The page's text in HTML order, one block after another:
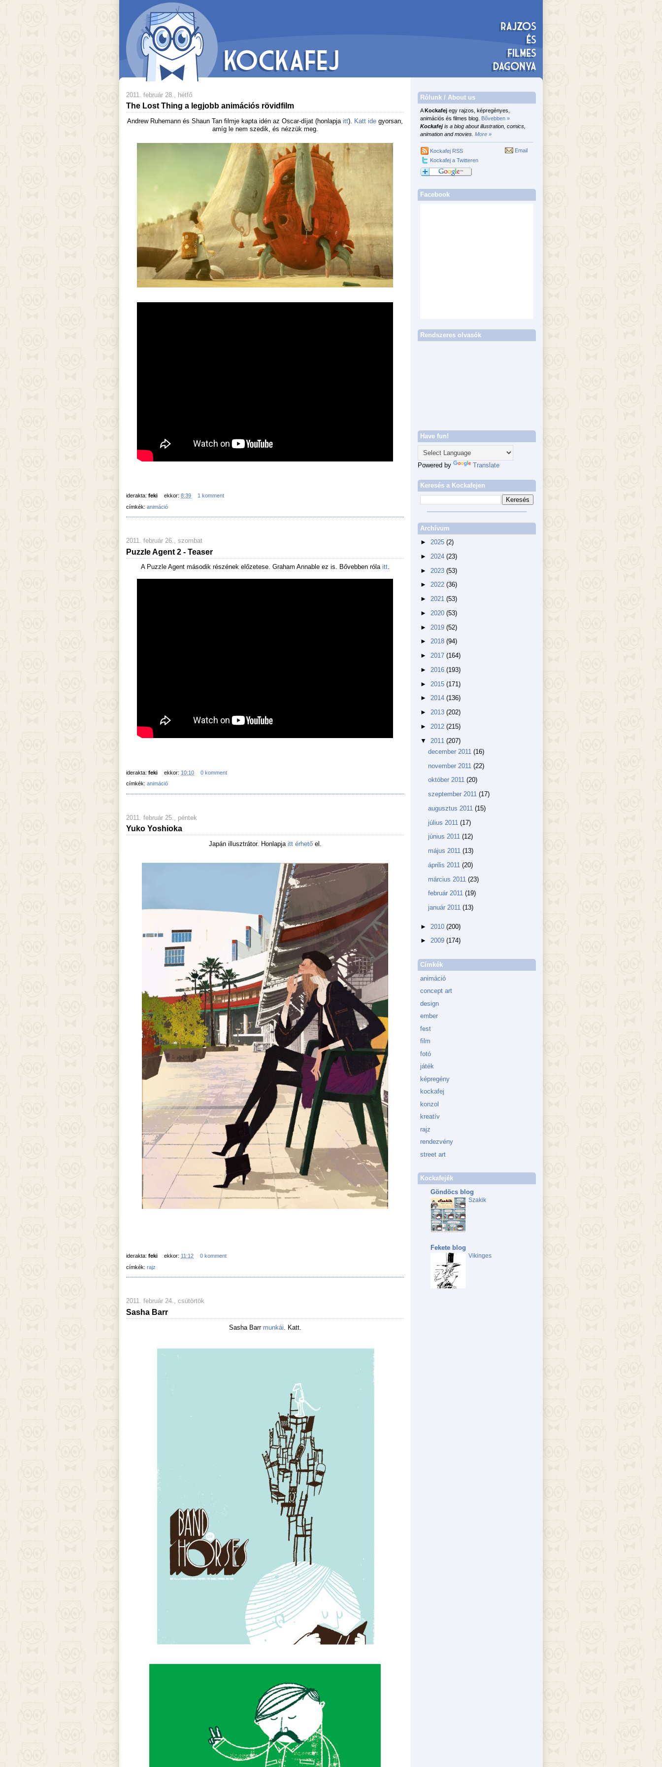
2011. február 28., hétfő
The Lost Thing a legjobb animációs rövidfilm
Andrew Ruhemann és Shaun Tan filmje kapta idén az Oscar-díjat (honlapja itt). Katt ide gyorsan,
amíg le nem szedik, és nézzük meg.
iderakta: feki ekkor: 8:39
1 komment
címkék: animáció
2011. február 26., szombat
Puzzle Agent 2 - Teaser
A Puzzle Agent második részének előzetese. Graham Annable ez is. Bővebben róla itt.
iderakta: feki ekkor: 10:10
0 komment
címkék: animáció
2011. február 25., péntek
Yuko Yoshioka
Japán illusztrátor. Honlapja itt érhetőel.
iderakta: feki ekkor: 11:12
0 komment
címkék: rajz
2011. február 24., csütörtök
Sasha Barr
Sasha Barr munkái . Katt.
Rólunk / About us
AKockafej egy rajzos, képregényes,
animációs és filmes blog. Bővebben »
Kockafejis a blog about illustration, comics,
animation and movies. More »
Kockafej RSS
Kockafej a Twitteren
Email
Facebook
Rendszeres olvasók
Have fun!
Powered by Translate
Keresés a Kockafejen
Archívum
► 2025 (2)
► 2024 (23)
► 2023 (53)
► 2022 (36)
► 2021 (53)
► 2020 (53)
► 2019 (52)
► 2018 (94)
► 2017 (164)
► 2016 (193)
► 2015 (171)
► 2014 (136)
► 2013 (202)
► 2012 (215)
▼ 2011 (207)
december 2011 (16)
november 2011 (22)
október 2011 (20)
szeptember 2011 (17)
augusztus 2011 (15)
július 2011 (17)
június 2011 (12)
május 2011 (13)
április 2011 (20)
március 2011 (23)
február 2011 (19)
január 2011 (13)
► 2010 (200)
► 2009 (174)
Címkék
animáció
concept art
design
ember
fest
film
fotó
játék
képregény
kockafej
konzol
kreatív
rajz
rendezvény
street art
Kockafejék
Göndöcs blog
Szakik
Fekete blog
Vikinges